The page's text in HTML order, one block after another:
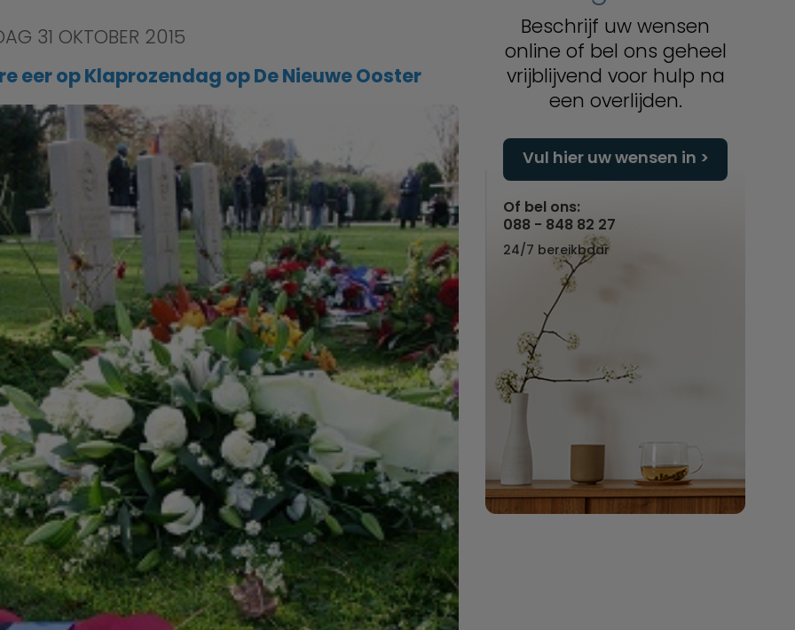
31 OKTOBER 2015
eer op Klaprozendag op De Nieuwe Ooster
Beschrijf uw wensen
online of bel ons geheel
vrijblijvend voor hulp na
een overlijden.
Vul hier uw wensen in
Of bel ons:
088 - 848 82 27
24/7 bereikbaar